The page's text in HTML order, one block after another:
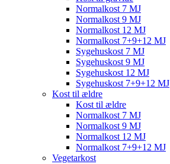
Normalkost 7 MJ
Normalkost 9 MJ
Normalkost 12 MJ
Normalkost 7+9+12 MJ
Sygehuskost 7 MJ
Sygehuskost 9 MJ
Sygehuskost 12 MJ
Sygehuskost 7+9+12 MJ
Kost til ældre
Kost til ældre
Normalkost 7 MJ
Normalkost 9 MJ
Normalkost 12 MJ
Normalkost 7+9+12 MJ
Vegetarkost